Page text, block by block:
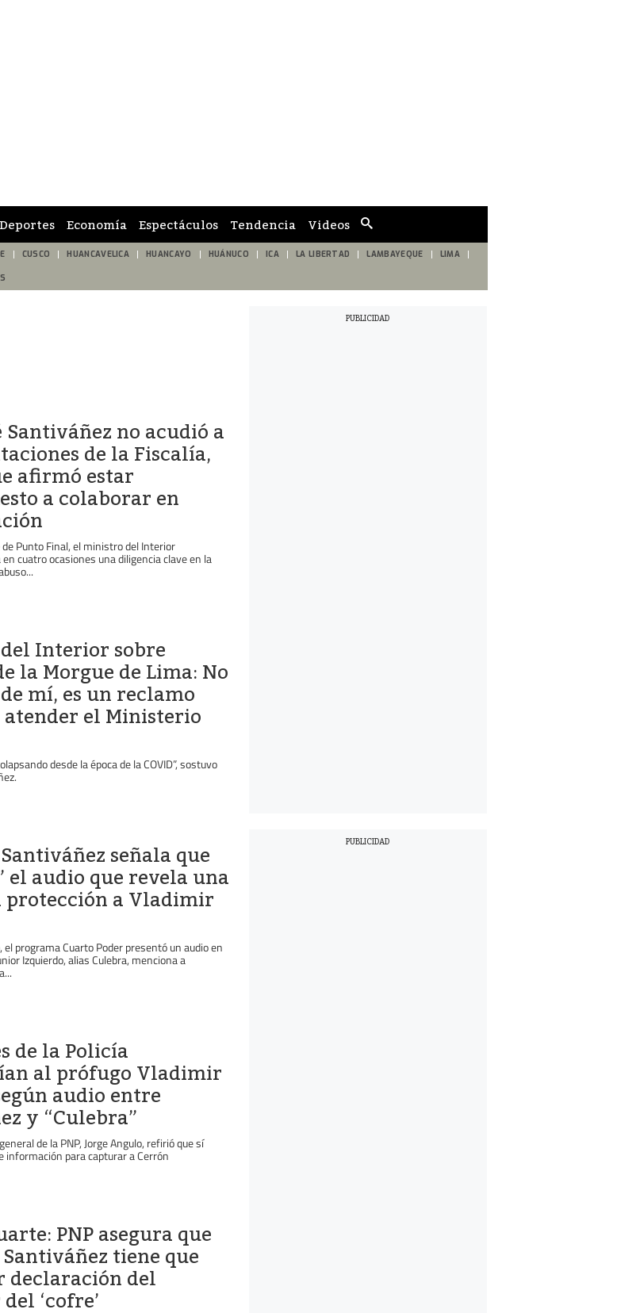
de
búsqueda
Deportes Economía Espectáculos Tendencia Videos
CUSCO HUANCAVELICA HUANCAYO HUÁNUCO ICA LA LIBERTAD LAMBAYEQUE LIMA
Santiváñez no acudió a
de la Fiscalía,
afirmó estar
a colaborar en
Punto Final, el ministro del Interior
cuatro ocasiones una diligencia clave en la
Interior sobre
la Morgue de Lima: No
mí, es un reclamo
atender el Ministerio
desde la época de la COVID”, sostuvo
señala que
el audio que revela una
protección a Vladimir
programa Cuarto Poder presentó un audio en
Izquierdo, alias Culebra, menciona a
de la Policía
al prófugo Vladimir
audio entre
y “Culebra”
de la PNP, Jorge Angulo, refirió que sí
información para capturar a Cerrón
PNP asegura que
tiene que
declaración del
‘cofre’